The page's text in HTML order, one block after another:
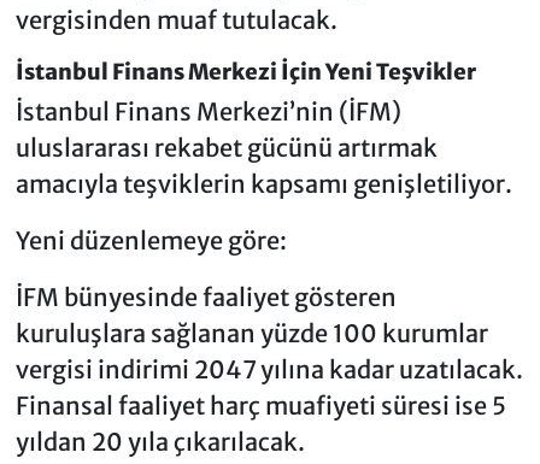
vergisinden muaf tutulacak.
İstanbul Finans Merkezi İçin Yeni Teşvikler
İstanbul Finans Merkezi’nin (İFM)
uluslararası rekabet gücünü artırmak
amacıyla teşviklerin kapsamı genişletiliyor.
Yeni düzenlemeye göre:
İFM bünyesinde faaliyet gösteren
kuruluşlara sağlanan yüzde 100 kurumlar
vergisi indirimi 2047 yılına kadar uzatılacak.
Finansal faaliyet harç muafiyeti süresi ise 5
yıldan 20 yıla çıkarılacak.